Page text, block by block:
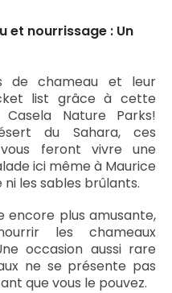
et nourrissage : Un
de chameau et leur
list grâce à cette
Nature Parks!
du Sahara, ces
feront vivre une
ici même à Maurice
les sables brûlants.
encore plus amusante,
les chameaux
occasion aussi rare
ne se présente pas
que vous le pouvez.